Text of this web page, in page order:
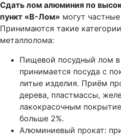
Сдать лом алюминия по
пункт «В-Лом» могут
Принимаются такие
металлолома:
Пищевой посудный лом
принимается посуда с
литые изделия. Приём
дерева, пластмассы,
лакокрасочным
больше 2%.
Алюминиевый прокат: